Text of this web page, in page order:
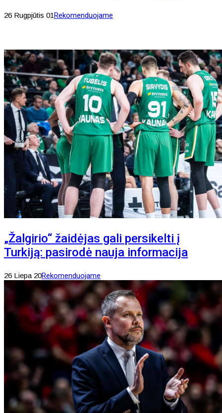
26 Rugpjūtis 01Rekomenduojame
„Žalgirio“ žaidėjas gali persikelti į
Turkiją: pasirodė nauja informacija
26 Liepa 20Rekomenduojame